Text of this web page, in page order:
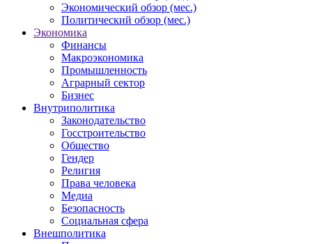
Экономический обзор (мес.)
Политический обзор (мес.)
Экономика
Финансы
Макроэкономика
Промышленность
Аграрный сектор
Бизнес
Внутриполитика
Законодательство
Госстроительство
Общество
Гендер
Религия
Права человека
Медиа
Безопасность
Социальная сфера
Внешполитика